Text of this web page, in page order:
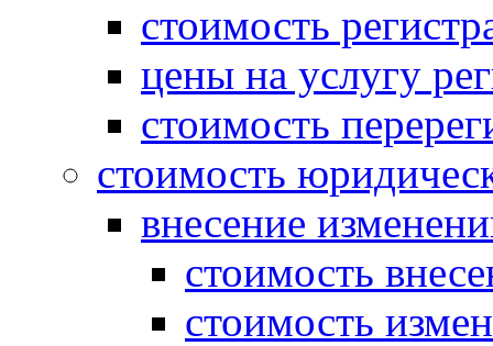
стоимость
цены на услугу
стоимость
стоимость
внесение
стоимость
стоимость